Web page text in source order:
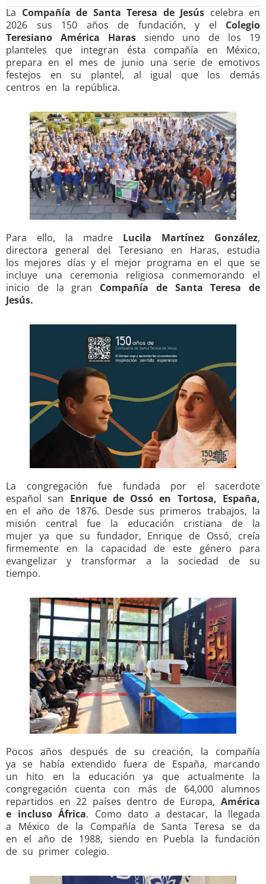
La Compañía de Santa Teresa de Jesús celebra en
2026 sus 150 años de fundación, y el Colegio
Teresiano América Harassiendo uno de los 19
planteles que integran ésta compañía en México,
prepara en el mes de junio una serie de emotivos
festejos en su plantel, al igual que los demás
centros en la república.
Para ello, la madre Lucila Martínez González,
directora general del Teresiano en Haras, estudia
los mejores días y el mejor programa en el que se
incluye una ceremonia religiosa conmemorando el
inicio de la gran Compañía de Santa Teresa de
Jesús.
La congregación fue fundada por el sacerdote
español san Enrique de Ossó en Tortosa, España,
en el año de 1876. Desde sus primeros trabajos, la
misión central fue la educación cristiana de la
mujer ya que su fundador, Enrique de Ossó, creía
firmemente en la capacidad de este género para
evangelizar y transformar a la sociedad de su
tiempo.
Pocos años después de su creación, la compañía
ya se había extendido fuera de España, marcando
un hito en la educación ya que actualmente la
congregación cuenta con más de 64,000 alumnos
repartidos en 22 países dentro de Europa, América
e incluso África. Como dato a destacar, la llegada
a México de la Compañía de Santa Teresa se da
en el año de 1988, siendo en Puebla la fundación
de su primer colegio.